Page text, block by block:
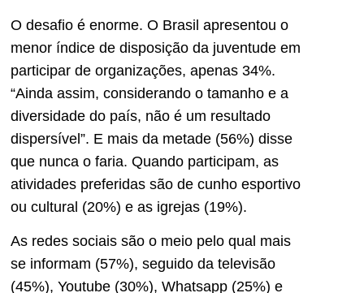
O desafio é enorme. O Brasil apresentou o
menor índice de disposição da juventude em
participar de organizações, apenas 34%.
“Ainda assim, considerando o tamanho e a
diversidade do país, não é um resultado
dispersível”. E mais da metade (56%) disse
que nunca o faria. Quando participam, as
atividades preferidas são de cunho esportivo
ou cultural (20%) e as igrejas (19%).
As redes sociais são o meio pelo qual mais
se informam (57%), seguido da televisão
(45%), Youtube (30%), Whatsapp (25%) e